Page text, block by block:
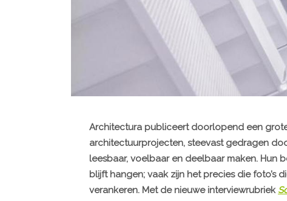
Architectura publiceert doorlopend een
architectuurprojecten, steevast gedragen
leesbaar, voelbaar en deelbaar maken.
blijft hangen; vaak zijn het precies die
verankeren. Met de nieuwe interviewrubriek